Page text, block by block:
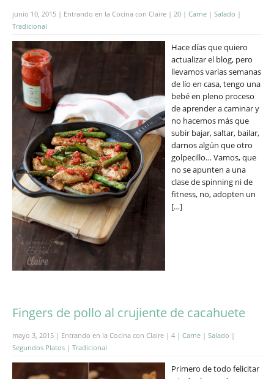
junio 10, 2015 | Entrando en la Cocina con Claire | 20 | Carne | Salado |
Tradicional
Hace días que quiero
actualizar el blog, pero
llevamos varias semanas
de lío en casa, tengo una
bebé en pleno proceso
de aprender a caminar y
no hacemos más que
subir bajar, saltar, bailar,
darnos algún que otro
golpecillo… Vamos, que
no se apunten a una
clase de spinning ni de
fitness, no, adopten un
[…]
Fingers de pollo al crujiente de cacahuete
mayo 3, 2015 | Entrando en la Cocina con Claire | 4 | Carne | Salado |
Segundos Platos | Tradicional
Primero de todo felicitar